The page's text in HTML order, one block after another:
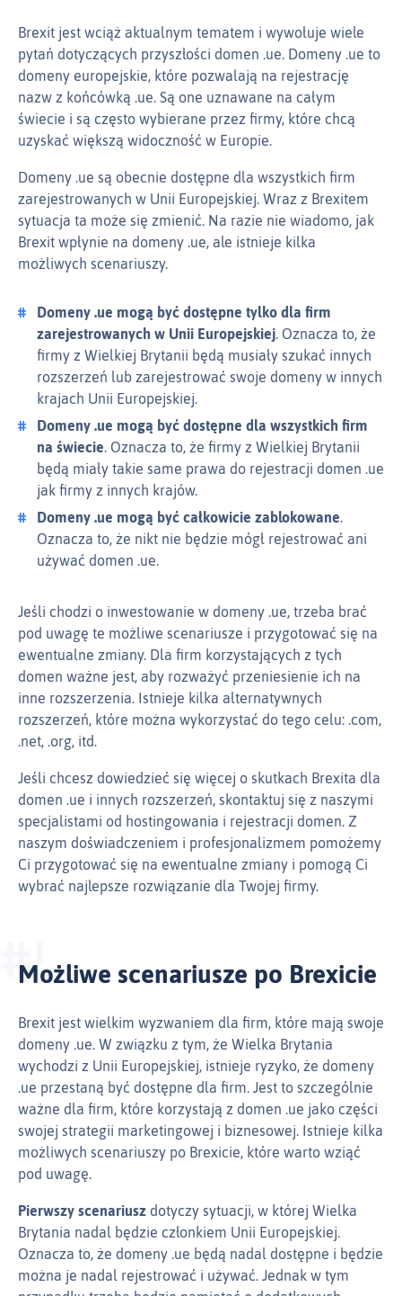
Brexit jest wciąż aktualnym tematem i wywołuje wiele
pytań dotyczących przyszłości domen .ue. Domeny .ue to
domeny europejskie, które pozwalają na rejestrację
nazw z końcówką .ue. Są one uznawane na całym
świecie i są często wybierane przez firmy, które chcą
uzyskać większą widoczność w Europie.
Domeny .ue są obecnie dostępne dla wszystkich firm
zarejestrowanych w Unii Europejskiej. Wraz z Brexitem
sytuacja ta może się zmienić. Na razie nie wiadomo, jak
Brexit wpłynie na domeny .ue, ale istnieje kilka
możliwych scenariuszy.
Domeny .ue mogą być dostępne tylko dla firm
zarejestrowanych w Unii Europejskiej. Oznacza to, że
firmy z Wielkiej Brytanii będą musiały szukać innych
rozszerzeń lub zarejestrować swoje domeny w innych
krajach Unii Europejskiej.
Domeny .ue mogą być dostępne dla wszystkich firm
na świecie. Oznacza to, że firmy z Wielkiej Brytanii
będą miały takie same prawa do rejestracji domen .ue
jak firmy z innych krajów.
Domeny .ue mogą być całkowicie zablokowane.
Oznacza to, że nikt nie będzie mógł rejestrować ani
używać domen .ue.
Jeśli chodzi o inwestowanie w domeny .ue, trzeba brać
pod uwagę te możliwe scenariusze i przygotować się na
ewentualne zmiany. Dla firm korzystających z tych
domen ważne jest, aby rozważyć przeniesienie ich na
inne rozszerzenia. Istnieje kilka alternatywnych
rozszerzeń, które można wykorzystać do tego celu: .com,
.net, .org, itd.
Jeśli chcesz dowiedzieć się więcej o skutkach Brexita dla
domen .ue i innych rozszerzeń, skontaktuj się z naszymi
specjalistami od hostingowania i rejestracji domen. Z
naszym doświadczeniem i profesjonalizmem pomożemy
Ci przygotować się na ewentualne zmiany i pomogą Ci
wybrać najlepsze rozwiązanie dla Twojej firmy.
Możliwe scenariusze po Brexicie
Brexit jest wielkim wyzwaniem dla firm, które mają swoje
domeny .ue. W związku z tym, że Wielka Brytania
wychodzi z Unii Europejskiej, istnieje ryzyko, że domeny
.ue przestaną być dostępne dla firm. Jest to szczególnie
ważne dla firm, które korzystają z domen .ue jako części
swojej strategii marketingowej i biznesowej. Istnieje kilka
możliwych scenariuszy po Brexicie, które warto wziąć
pod uwagę.
Pierwszy scenariusz dotyczy sytuacji, w której Wielka
Brytania nadal będzie członkiem Unii Europejskiej.
Oznacza to, że domeny .ue będą nadal dostępne i będzie
można je nadal rejestrować i używać. Jednak w tym